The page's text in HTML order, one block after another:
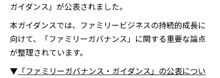
ガイダンス」が公表されました。
本ガイダンスでは、ファミリービジネスの持続的成長に
向けて、「ファミリーガバナンス」に関する重要な論点
が整理されています。
▼ 「ファミリーガバナンス・ガイダンス」の公表につい